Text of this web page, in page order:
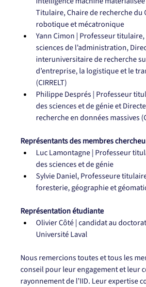
Titulaire, Chaire de recherche du
robotique et mécatronique
Yann Cimon | Professeur
sciences de l’administration,
interuniversitaire de recherche
d’entreprise, la logistique et le
(CIRRELT)
Philippe Després | Professeur
des sciences et de génie et
recherche en données massives
Représentants des membres
Luc Lamontagne | Professeur
des sciences et de génie
Sylvie Daniel, Professeure
foresterie, géographie et
Représentation étudiante
Olivier Côté | candidat au
Université Laval
Nous remercions toutes et tous les
conseil pour leur engagement et leur
rayonnement de l’IID. Leur expertise